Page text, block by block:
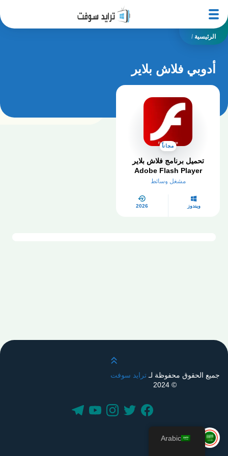
الرئيسية /
أدوبي فلاش بلاير
مجاناً
تحميل برنامج فلاش بلاير
Adobe Flash Player
للكمبيوتر – مفعل مدى الحياة
مشغل وسائط
ويندوز 2026
قم بالتمرير لأعلى
جميع الحقوق محفوظة لـترايد سوفت
© 2024
Arabic